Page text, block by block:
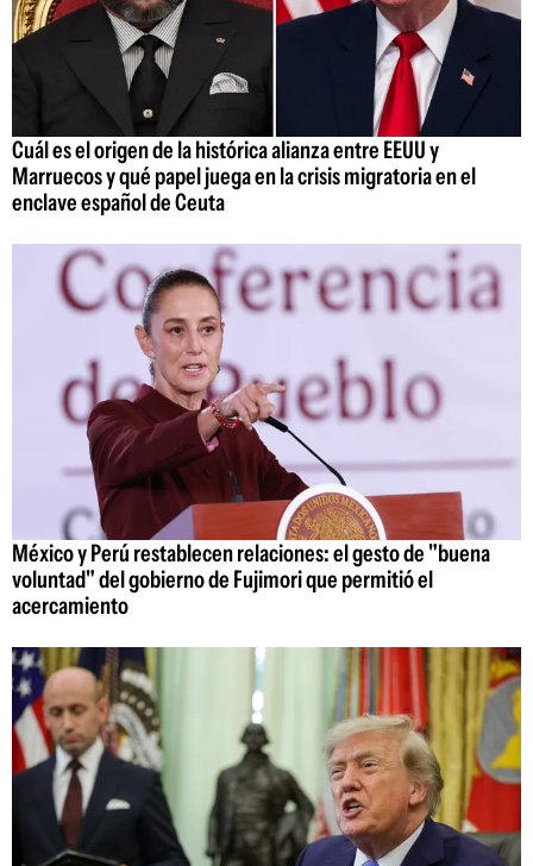
Cuál es el origen de la histórica alianza entre EEUU y
Marruecos y qué papel juega en la crisis migratoria en el
enclave español de Ceuta
México y Perú restablecen relaciones: el gesto de "buena
voluntad" del gobierno de Fujimori que permitió el
acercamiento